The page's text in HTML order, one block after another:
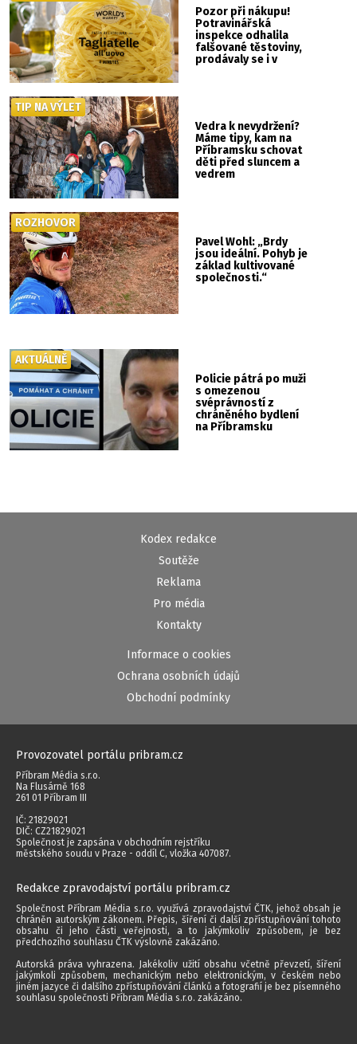
Pozor při nákupu!
Potravinářská
inspekce odhalila
falšované těstoviny,
prodávaly se i v
Vedra k nevydržení?
Máme tipy, kam na
Příbramsku schovat
děti před sluncem a
vedrem
TIP NA VÝLET
Pavel Wohl: „Brdy
jsou ideální. Pohyb je
základ kultivované
společnosti.“
ROZHOVOR
Policie pátrá po muži
s omezenou
svéprávností z
chráněného bydlení
na Příbramsku
AKTUÁLNĚ
Kodex redakce
Soutěže
Reklama
Pro média
Kontakty
Informace o cookies
Ochrana osobních údajů
Obchodní podmínky
Provozovatel portálu pribram.cz
Příbram Média s.r.o.
Na Flusárně 168
261 01 Příbram III
IČ: 21829021
DIČ: CZ21829021
Společnost je zapsána v obchodním rejstříku
městského soudu v Praze - oddíl C, vložka 407087.
Redakce zpravodajství portálu pribram.cz
Společnost Příbram Média s.r.o. využívá zpravodajství ČTK, jehož obsah je
chráněn autorským zákonem. Přepis, šíření či další zpřístupňování tohoto
obsahu či jeho části veřejnosti, a to jakýmkoliv způsobem, je bez
předchozího souhlasu ČTK výslovně zakázáno.
Autorská práva vyhrazena. Jakékoliv užití obsahu včetně převzetí, šíření
jakýmkoli způsobem, mechanickým nebo elektronickým, v českém nebo
jiném jazyce či dalšího zpřístupňování článků a fotografií je bez písemného
souhlasu společnosti Příbram Média s.r.o. zakázáno.